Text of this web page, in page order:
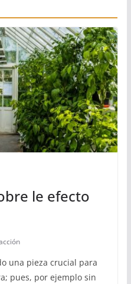
le efecto
una pieza crucial para
pues, por ejemplo sin